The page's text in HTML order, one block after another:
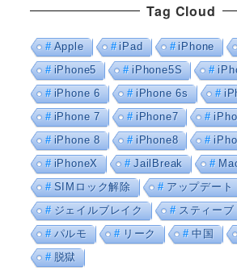
Tag Cloud
Apple iPad iPhone
iPhone5
iPhone5S
iPhone 6
iPhone 6s
iPhone 7
iPhone7
iPhone 8
iPhone8
iPhoneX
JailBreak
SIMロック解除
アップデート
ジェイルブレイク
スティー
パルモ
リーク 中国
脱獄